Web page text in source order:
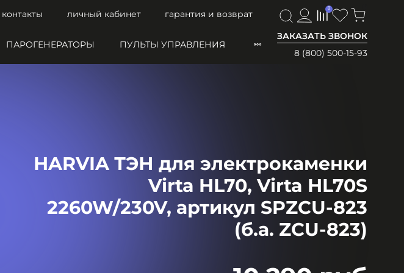
контакты личный кабинет
гарантия и возврат
ЗАКАЗАТЬ ЗВОНОК
8 (800) 500-15-93
0
ПАРОГЕНЕРАТОРЫ ПУЛЬТЫ УПРАВЛЕНИЯ
HARVIA ТЭН для электрокаменки
Virta HL70, Virta HL70S
2260W/230V, артикул SPZCU-823
(б.а. ZCU-823)